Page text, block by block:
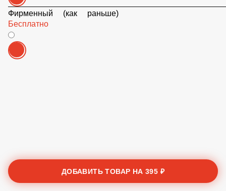
Фирменный (как раньше)
Бесплатно
ДОБАВИТЬ ТОВАР НА395 ₽